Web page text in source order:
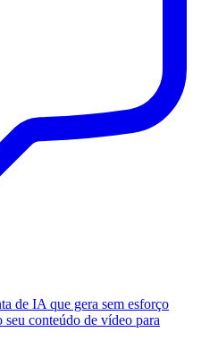
de IA que gera sem esforço
conteúdo de vídeo para